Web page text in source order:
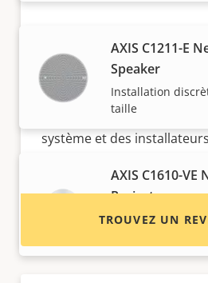
AXIS C1211-E
Speaker
Installation
taille
AXIS C1610-
Projector
Haut-parleur
Vous voulez acheter
Axis ?
Trouvez des revendeurs,
système et des
TROUVEZ UN